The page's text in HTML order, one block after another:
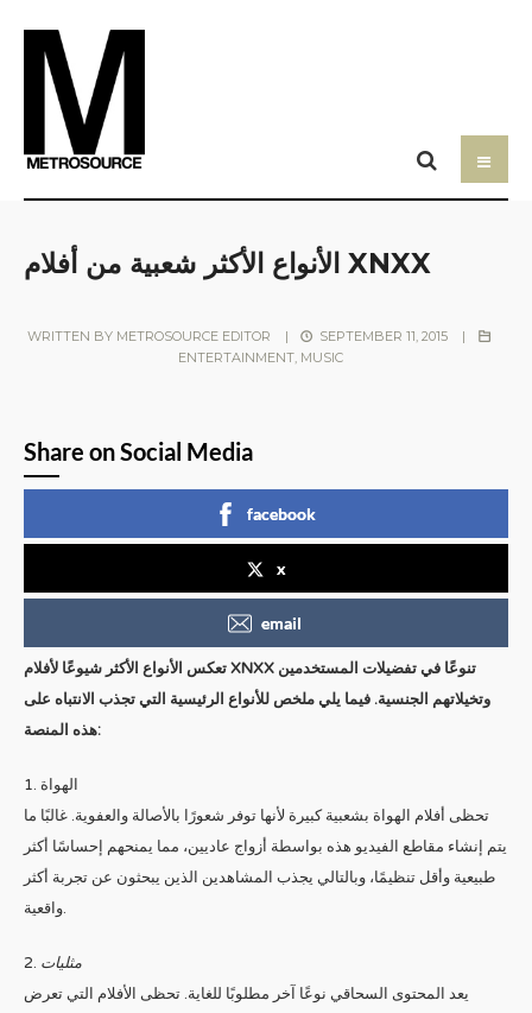
الأنواع الأكثر شعبية من أفلام XNXX
WRITTEN BY METROSOURCE EDITOR | SEPTEMBER 11, 2015
|
ENTERTAINMENT, MUSIC
Share on Social Media
facebook
x
email
تعكس الأنواع الأكثر شيوعًا لأفلام XNXX تنوعًا في تفضيلات المستخدمين
وتخيلاتهم الجنسية. فيما يلي ملخص للأنواع الرئيسية التي تجذب الانتباه على
هذه المنصة:
1. الهواة
تحظى أفلام الهواة بشعبية كبيرة لأنها توفر شعورًا بالأصالة والعفوية. غالبًا ما
يتم إنشاء مقاطع الفيديو هذه بواسطة أزواج عاديين، مما يمنحهم إحساسًا أكثر
طبيعية وأقل تنظيمًا، وبالتالي يجذب المشاهدين الذين يبحثون عن تجربة أكثر
واقعية.
2. مثليات
يعد المحتوى السحاقي نوعًا آخر مطلوبًا للغاية. تحظى الأفلام التي تعرض